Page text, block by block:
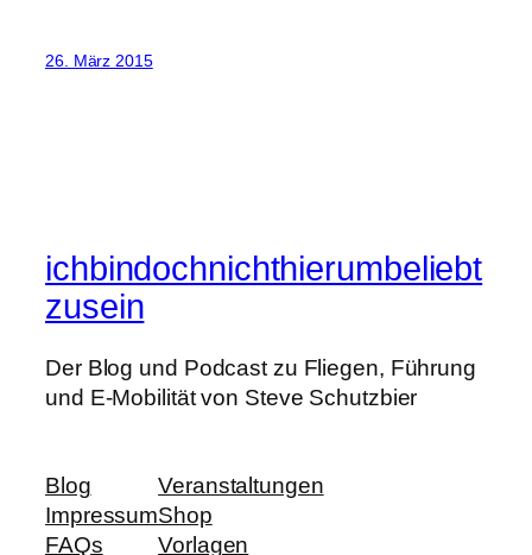
26. März 2015
ichbindochnichthierumbeliebt
zusein
Der Blog und Podcast zu Fliegen, Führung
und E-Mobilität von Steve Schutzbier
Blog
Impressum
FAQs
Veranstaltungen
Shop
Vorlagen